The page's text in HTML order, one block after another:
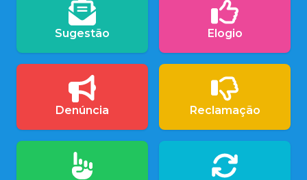
Sugestão Elogio
Denúncia Reclamação